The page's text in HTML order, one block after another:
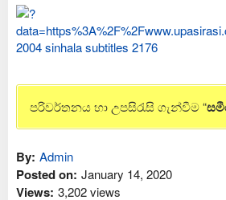
පරිවර්තනය හා උපසිරැසි ගැන්වීම “
By: Admin
Posted on: January 14, 2020
Views: 3,202 views